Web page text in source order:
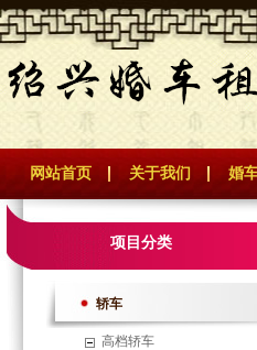
网站首页 关于我们 婚
项目分类
轿车
高档轿车